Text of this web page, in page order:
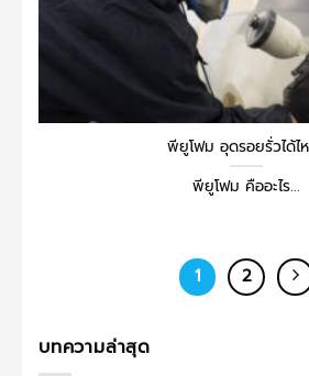
พียูโฟม อุดรอยรั่วได้ไ
พียูโฟม คืออะไร...
1 2
บทความล่าสุด